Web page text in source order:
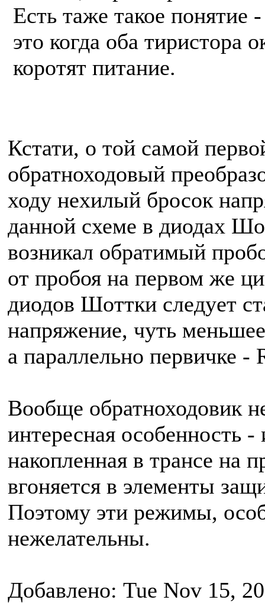
Есть таже такое понятие
это когда оба тиристора
коротят питание.
Кстати, о той самой
обратноходовый
ходу нехилый бросок
данной схеме в диодах
возникал обратимый
от пробоя на первом же
диодов Шоттки следует
напряжение, чуть
а параллельно первичке -
Вообще обратноходовик
интересная особенность
накопленная в трансе на
вгоняется в элементы
Поэтому эти режимы,
нежелательны.
Добавлено: Tue Nov 15,